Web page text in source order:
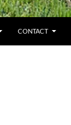
CONTACT